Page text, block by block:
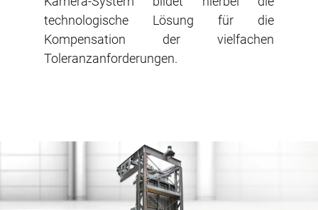
technologische Lösung für die
Kompensation der vielfachen
Toleranzanforderungen.